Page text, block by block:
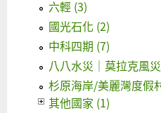
六輕 (3)
國光石化 (2)
中科四期 (7)
八八水災｜莫拉克風
杉原海岸/美麗灣度假
其他國家 (1)